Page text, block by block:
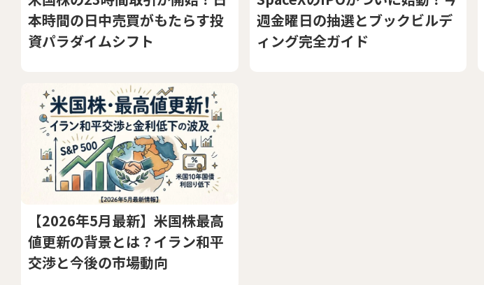
本時間の日中売買がもたらす投
資パラダイムシフト
週金曜日の抽選とブックビルデ
ィング完全ガイド
【2026年5月最新】米国株最高
値更新の背景とは？イラン和平
交渉と今後の市場動向